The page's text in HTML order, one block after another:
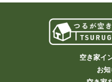
空き家イ
お